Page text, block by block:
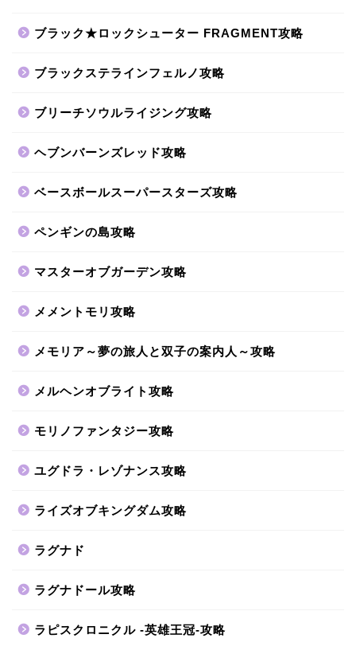
ブラック★ロックシューター FRAGMENT攻略
ブラックステラインフェルノ攻略
ブリーチソウルライジング攻略
ヘブンバーンズレッド攻略
ベースボールスーパースターズ攻略
ペンギンの島攻略
マスターオブガーデン攻略
メメントモリ攻略
メモリア～夢の旅人と双子の案内人～攻略
メルヘンオブライト攻略
モリノファンタジー攻略
ユグドラ・レゾナンス攻略
ライズオブキングダム攻略
ラグナド
ラグナドール攻略
ラピスクロニクル -英雄王冠-攻略